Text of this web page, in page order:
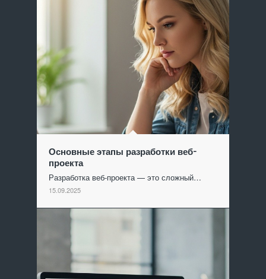
Основные этапы разработки веб-
проекта
Разработка веб-проекта — это сложный…
15.09.2025